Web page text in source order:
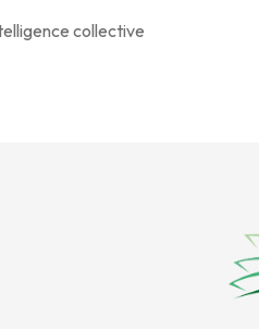
collective